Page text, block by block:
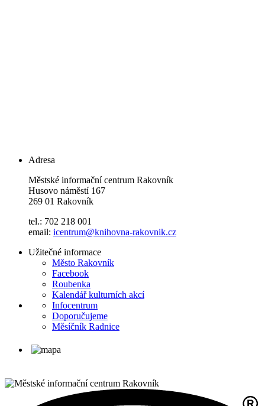
Adresa
Městské informační centrum Rakovník
Husovo náměstí 167
269 01 Rakovník
tel.: 702 218 001
email: icentrum@knihovna-rakovnik.cz
Užitečné informace
Město Rakovník
Facebook
Roubenka
Kalendář kulturních akcí
Infocentrum
Doporučujeme
Měsíčník Radnice